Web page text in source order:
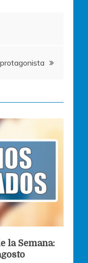
la Semana: